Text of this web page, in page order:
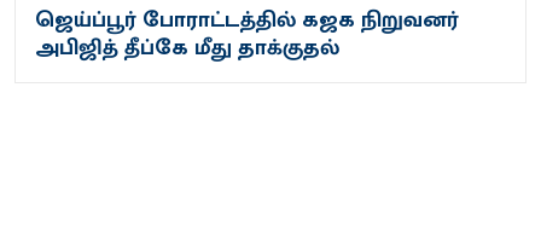
ஜெய்ப்பூர் போராட்டத்தில் கஜக நிறுவனர்
அபிஜித் தீப்கே மீது தாக்குதல்